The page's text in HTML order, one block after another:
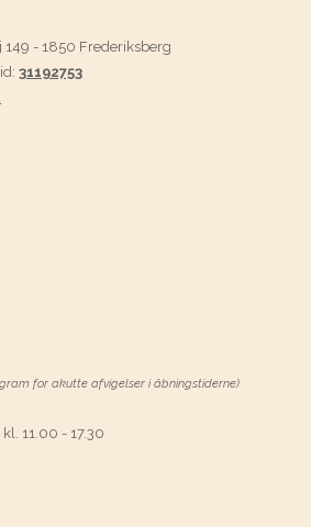
149 - 1850 Frederiksberg
31192753
for akutte afvigelser i åbningstiderne)
11.00 - 17.30